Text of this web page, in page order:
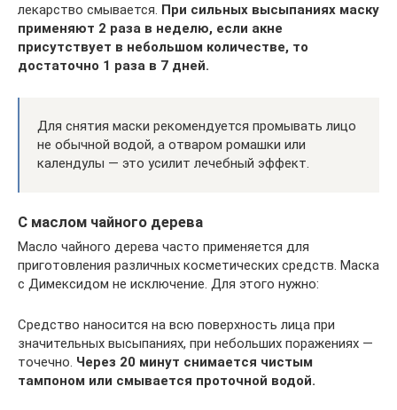
лекарство смывается. При сильных высыпаниях маску
применяют 2 раза в неделю, если акне
присутствует в небольшом количестве, то
достаточно 1 раза в 7 дней.
Для снятия маски рекомендуется промывать лицо
не обычной водой, а отваром ромашки или
календулы — это усилит лечебный эффект.
С маслом чайного дерева
Масло чайного дерева часто применяется для
приготовления различных косметических средств. Маска
с Димексидом не исключение. Для этого нужно:
Средство наносится на всю поверхность лица при
значительных высыпаниях, при небольших поражениях —
точечно. Через 20 минут снимается чистым
тампоном или смывается проточной водой.